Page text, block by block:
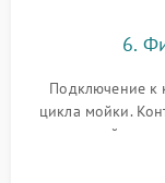
6.
Подключение к
цикла мойки.
до нужной
штатного